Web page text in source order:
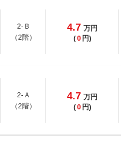
2-Ｂ
（2階）
4.7 万円
(0 円)
2-Ａ
（2階）
4.7 万円
(0 円)